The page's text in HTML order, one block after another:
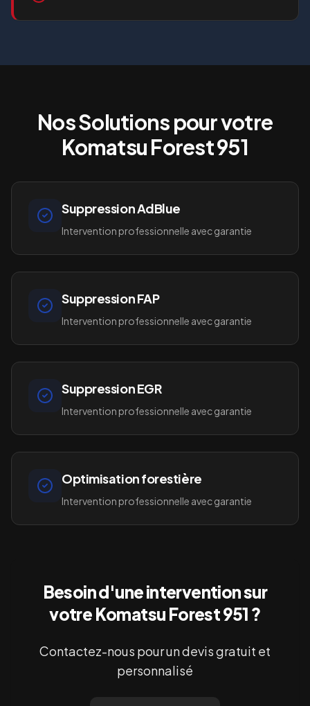
Nos Solutions pour votre
Komatsu Forest 951
Suppression AdBlue
Intervention professionnelle avec garantie
Suppression FAP
Intervention professionnelle avec garantie
Suppression EGR
Intervention professionnelle avec garantie
Optimisation forestière
Intervention professionnelle avec garantie
Besoin d'une intervention sur
votre Komatsu Forest 951 ?
Contactez-nous pour un devis gratuit et
personnalisé